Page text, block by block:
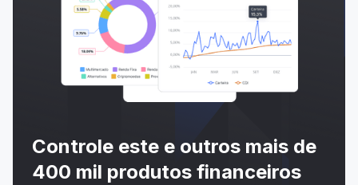
Controle este e outros mais de
400 mil produtos financeiros